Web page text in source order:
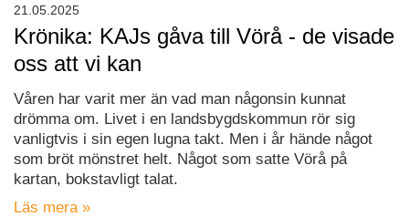
Krönika: KAJs gåva till Vörå - de visade
oss att vi kan
Våren har varit mer än vad man någonsin kunnat
drömma om. Livet i en landsbygdskommun rör sig
vanligtvis i sin egen lugna takt. Men i år hände något
som bröt mönstret helt. Något som satte Vörå på
kartan, bokstavligt talat.
Läs mera »
21.05.2025